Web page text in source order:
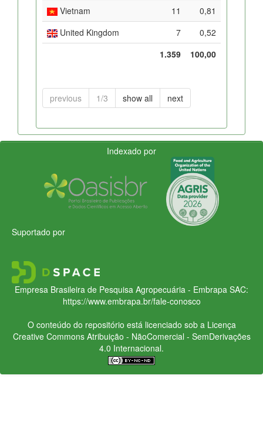
Vietnam
11
0,81
United Kingdom
7
0,52
1.359
100,00
previous 1/3 show all next
Indexado por
Suportado por
Empresa Brasileira de Pesquisa Agropecuária - Embrapa SAC:
https://www.embrapa.br/fale-conosco
O conteúdo do repositório está licenciado sob a Licença
Creative CommonsAtribuição - NãoComercial - SemDerivações
4.0 Internacional.